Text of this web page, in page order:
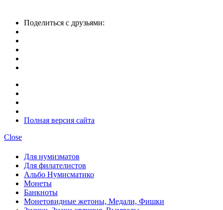
Поделиться с друзьями:
Полная версия сайта
Close
Для нумизматов
Для филателистов
Альбо Нумисматико
Монеты
Банкноты
Монетовидные жетоны, Медали, Фишки